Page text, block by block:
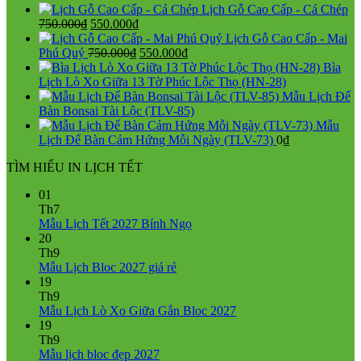
Lịch Gỗ Cao Cấp - Cá Chép
750.000₫ Giá
gốc
là:
750.000₫.
550.000₫Giá
hiện
tại
là:
550.000₫.
Lịch Gỗ Cao Cấp - Mai
Phú Quý 750.000₫ Giá
gốc
là:
750.000₫.
550.000₫Giá
hiện
tại
là:
550.000₫.
Bìa
Lịch Lò Xo Giữa 13 Tờ Phúc Lộc Thọ (HN-28)
Mẫu Lịch Để
Bàn Bonsai Tài Lộc (TLV-85)
Mẫu
Lịch Để Bàn Cảm Hứng Mỗi Ngày (TLV-73) 0₫
TÌM HIỂU IN LỊCH TẾT
01
Th7
Mẫu Lịch Tết 2027 Bính NgọKhông
Lịch
20
Th9
Mẫu Lịch Bloc 2027 giá rẻKhông
luận
19
Th9
Mẫu Lịch Lò Xo Giữa Gắn Bloc 2027Không
19
Th9
Mẫu lịch bloc đẹp 2027Không